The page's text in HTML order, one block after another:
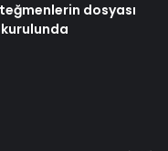
dosyası